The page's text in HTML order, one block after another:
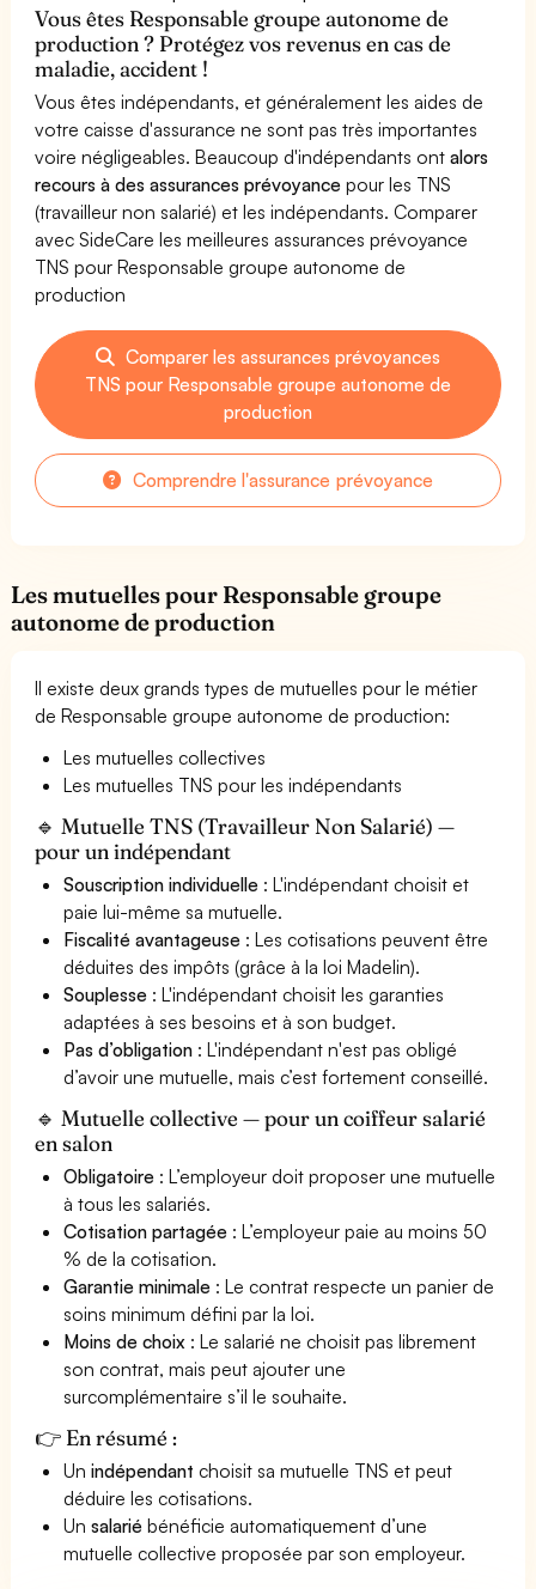
Vous êtes Responsable groupe autonome de
production ? Protégez vos revenus en cas de
maladie, accident !
Vous êtes indépendants, et généralement les aides de
votre caisse d'assurance ne sont pas très importantes
voire négligeables. Beaucoup d'indépendants ontalors
recours à des assurances prévoyance pour les TNS
(travailleur non salarié) et les indépendants. Comparer
avec SideCare les meilleures assurances prévoyance
TNS pour Responsable groupe autonome de
production
Comparer les assurances prévoyances
TNS pour Responsable groupe autonome de
production
Comprendre l'assurance prévoyance
Les mutuelles pour Responsable groupe
autonome de production
Il existe deux grands types de mutuelles pour le métier
de Responsable groupe autonome de production:
Les mutuelles collectives
Les mutuelles TNS pour les indépendants
🔹 Mutuelle TNS (Travailleur Non Salarié) —
pour un indépendant
Souscription individuelle : L'indépendant choisit et
paie lui-même sa mutuelle.
Fiscalité avantageuse : Les cotisations peuvent être
déduites des impôts (grâce à la loi Madelin).
Souplesse : L'indépendant choisit les garanties
adaptées à ses besoins et à son budget.
Pas d’obligation : L'indépendant n'est pas obligé
d’avoir une mutuelle, mais c’est fortement conseillé.
🔹 Mutuelle collective — pour un coiffeur salarié
en salon
Obligatoire : L’employeur doit proposer une mutuelle
à tous les salariés.
Cotisation partagée : L’employeur paie au moins 50
% de la cotisation.
Garantie minimale : Le contrat respecte un panier de
soins minimum défini par la loi.
Moins de choix : Le salarié ne choisit pas librement
son contrat, mais peut ajouter une
surcomplémentaire s’il le souhaite.
👉 En résumé :
Unindépendant choisit sa mutuelle TNS et peut
déduire les cotisations.
Unsalarié bénéficie automatiquement d’une
mutuelle collective proposée par son employeur.